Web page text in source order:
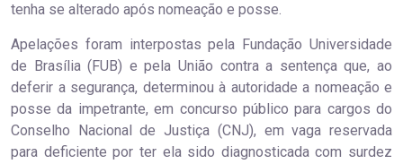
tenha se alterado após nomeação e posse.
Apelações foram interpostas pela Fundação Universidade
de Brasília (FUB) e pela União contra a sentença que, ao
deferir a segurança, determinou à autoridade a nomeação e
posse da impetrante, em concurso público para cargos do
Conselho Nacional de Justiça (CNJ), em vaga reservada
para deficiente por ter ela sido diagnosticada com surdez